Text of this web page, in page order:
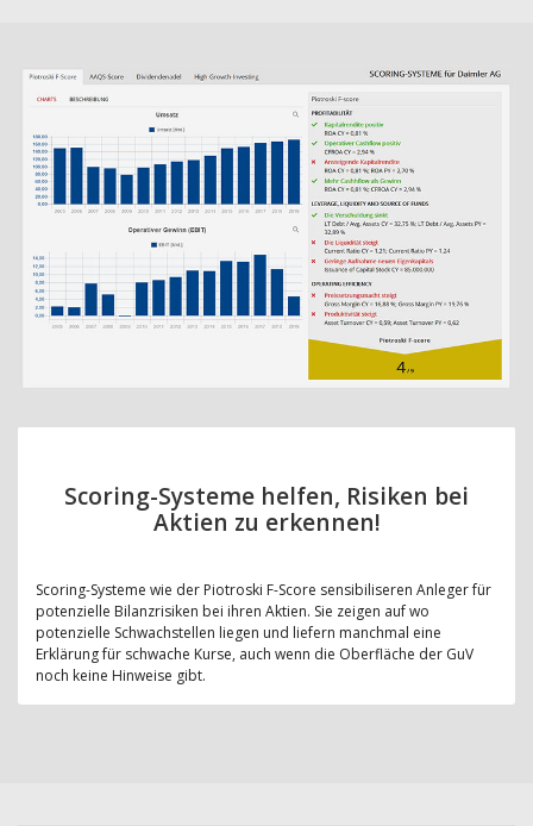
Scoring-Systeme helfen, Risiken bei
Aktien zu erkennen!
Scoring-Systeme wie der Piotroski F-Score sensibiliseren Anleger für
potenzielle Bilanzrisiken bei ihren Aktien. Sie zeigen auf wo
potenzielle Schwachstellen liegen und liefern manchmal eine
Erklärung für schwache Kurse, auch wenn die Oberfläche der GuV
noch keine Hinweise gibt.